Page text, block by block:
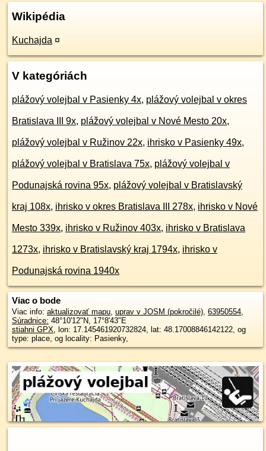
Wikipédia
Kuchajda ¤
V kategóriách
plážový volejbal v Pasienky 4x, plážový volejbal v okres
Bratislava III 9x, plážový volejbal v Nové Mesto 20x,
plážový volejbal v Ružinov 22x, ihrisko v Pasienky 49x,
plážový volejbal v Bratislava 75x, plážový volejbal v
Podunajská rovina 95x, plážový volejbal v Bratislavský
kraj 108x, ihrisko v okres Bratislava III 278x, ihrisko v Nové
Mesto 339x, ihrisko v Ružinov 403x, ihrisko v Bratislava
1273x, ihrisko v Bratislavský kraj 1794x, ihrisko v
Podunajská rovina 1940x
Viac o bode
Viac info: aktualizovať mapu, uprav v JOSM (pokročilé), 63950554,
Súradnice: 48°10'12"N, 17°8'43"E
stiahni GPX, lon: 17.145461920732824, lat: 48.17008846142122, og
type: place, og locality: Pasienky,